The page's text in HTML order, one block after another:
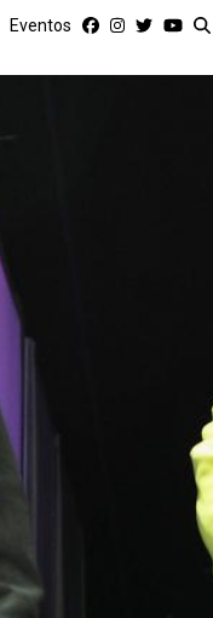
Eventos